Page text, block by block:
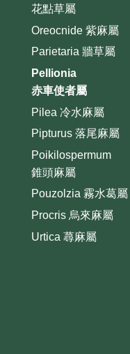
花點草屬
Oreocnide 紫麻屬
Parietaria 牆草屬
Pellionia
赤車使者屬
Pilea 冷水麻屬
Pipturus 落尾麻屬
Poikilospermum
錐頭麻屬
Pouzolzia 霧水葛屬
Procris 烏來麻屬
Urtica 蕁麻屬
參
種